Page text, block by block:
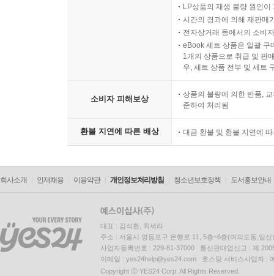
LP상품의 재생 불량 원인
시간의 경과에 의해 재판매
전자상거래 등에서의 소비
eBook 세트 상품은 일괄 구
1개의 상품으로 취급 및 판
우, 세트 상품 전부 및 세트
소비자 피해보상
상품의 불량에 의한 반품,
준하여 처리됨
환불 지연에 따른 배상 대금 환불 및 환불 지연에
회사소개 인재채용 이용약관 개인정보처리방침 청소년보호정책 도서홍보안내
대표 : 김석환, 최세라
주소 : 서울시 영등포구 은행로 11, 5층~6층(여의도동,일신
사업자등록번호 : 229-81-37000 통신판매업신고 : 제
이메일 : yes24help@yes24.com 호스팅 서비스사업자 :
Copyright ⓒ YES24 Corp. All Rights Reserved.